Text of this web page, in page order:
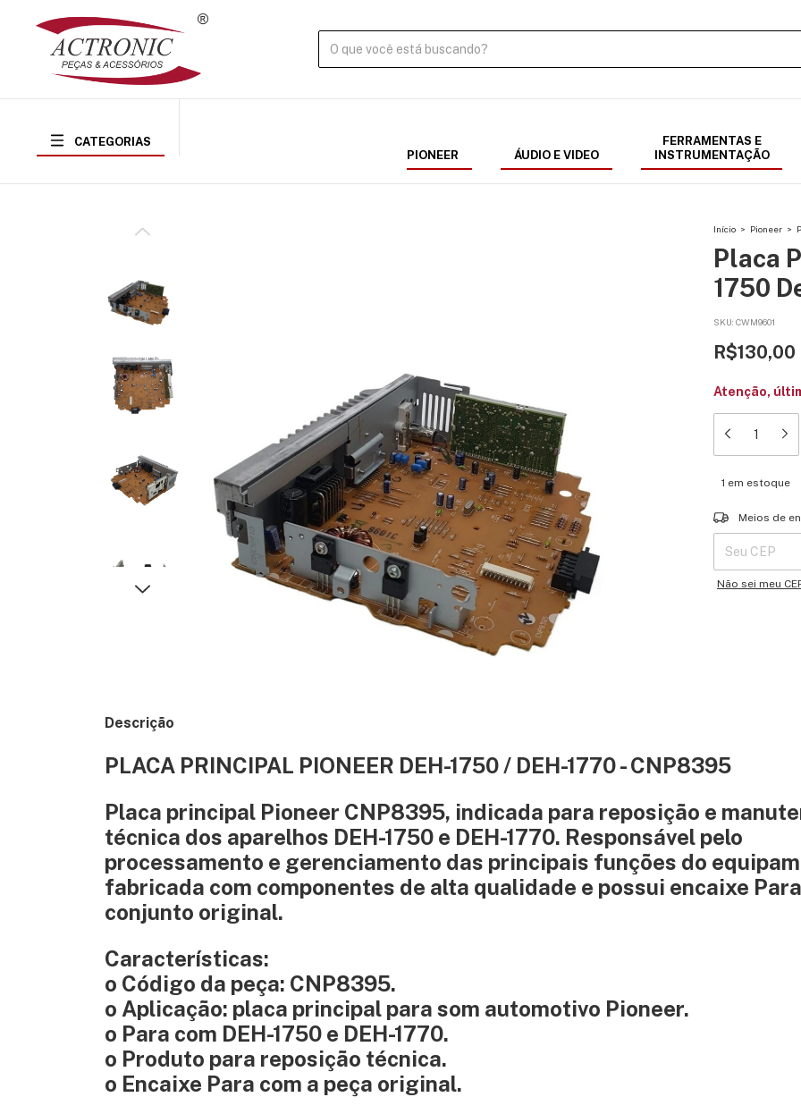
CATEGORIAS
PIONEER
ÁUDIO E VIDEO
FERRAMENTAS E
INSTRUMENTAÇÃO
Início > Pioneer >
Placa
1750
SKU: CWM9601
R$130,00
Atenção,
1 em estoque
Entregas para o
Meios de
Não sei meu
Descrição
PLACA PRINCIPAL PIONEER DEH-1750 / DEH-1770 - CNP8395
Placa principal Pioneer CNP8395, indicada para reposição e
técnica dos aparelhos DEH-1750 e DEH-1770. Responsável pelo
processamento e gerenciamento das principais funções do
fabricada com componentes de alta qualidade e possui encaixe
conjunto original.
Características:
o Código da peça: CNP8395.
o Aplicação: placa principal para som automotivo Pioneer.
o Para com DEH-1750 e DEH-1770.
o Produto para reposição técnica.
o Encaixe Para com a peça original.